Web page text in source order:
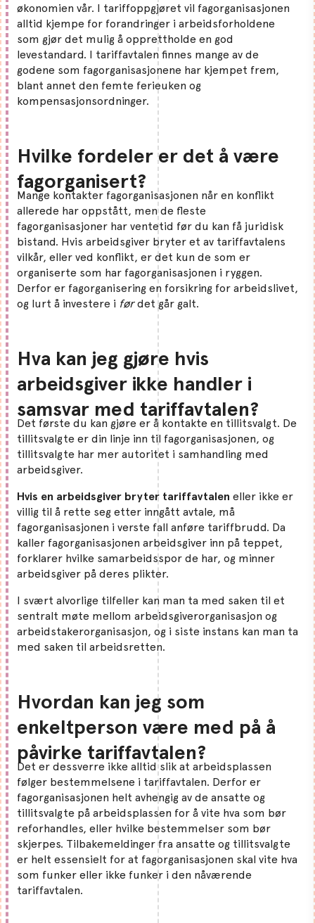
økonomien vår. I tariffoppgjøret vil fagorganisasjonen
alltid kjempe for forandringer i arbeidsforholdene
som gjør det mulig å opprettholde en god
levestandard. I tariffavtalen finnes mange av de
godene som fagorganisasjonene har kjempet frem,
blant annet den femte ferieuken og
kompensasjonsordninger.
Hvilke fordeler er det å være
fagorganisert?
Mange kontakter fagorganisasjonen når en konflikt
allerede har oppstått, men de fleste
fagorganisasjoner har ventetid før du kan få juridisk
bistand. Hvis arbeidsgiver bryter et av tariffavtalens
vilkår, eller ved konflikt, er det kun de som er
organiserte som har fagorganisasjonen i ryggen.
Derfor er fagorganisering en forsikring for arbeidslivet,
og lurt å investere i førdet går galt.
Hva kan jeg gjøre hvis
arbeidsgiver ikke handler i
samsvar med tariffavtalen?
Det første du kan gjøre er å kontakte en tillitsvalgt. De
tillitsvalgte er din linje inn til fagorganisasjonen, og
tillitsvalgte har mer autoritet i samhandling med
arbeidsgiver.
Hvis en arbeidsgiver bryter tariffavtalen eller ikke er
villig til å rette seg etter inngått avtale, må
fagorganisasjonen i verste fall anføre tariffbrudd. Da
kaller fagorganisasjonen arbeidsgiver inn på teppet,
forklarer hvilke samarbeidsspor de har, og minner
arbeidsgiver på deres plikter.
I svært alvorlige tilfeller kan man ta med saken til et
sentralt møte mellom arbeidsgiverorganisasjon og
arbeidstakerorganisasjon, og i siste instans kan man ta
med saken til arbeidsretten.
Hvordan kan jeg som
enkeltperson være med på å
påvirke tariffavtalen?
Det er dessverre ikke alltid slik at arbeidsplassen
følger bestemmelsene i tariffavtalen. Derfor er
fagorganisasjonen helt avhengig av de ansatte og
tillitsvalgte på arbeidsplassen for å vite hva som bør
reforhandles, eller hvilke bestemmelser som bør
skjerpes. Tilbakemeldinger fra ansatte og tillitsvalgte
er helt essensielt for at fagorganisasjonen skal vite hva
som funker eller ikke funker i den nåværende
tariffavtalen.